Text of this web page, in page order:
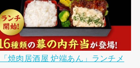
焼肉居酒屋 炉端あん」ランチメ